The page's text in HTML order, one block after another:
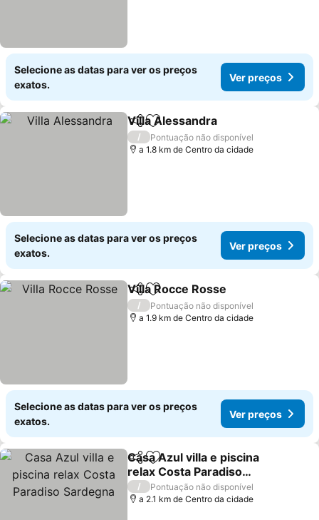
Selecione as datas para ver os preços
exatos.
Ver preços
PartilharAdicionar aos favoritos
Villa Alessandra
/
Pontuação não disponível
a 1.8 km de Centro da cidade
Selecione as datas para ver os preços
exatos.
Ver preços
PartilharAdicionar aos favoritos
Villa Rocce Rosse
/
Pontuação não disponível
a 1.9 km de Centro da cidade
Selecione as datas para ver os preços
exatos.
Ver preços
PartilharAdicionar aos favoritos
Casa Azul villa e piscina
relax Costa Paradiso
Sardegna
/
Pontuação não disponível
a 2.1 km de Centro da cidade